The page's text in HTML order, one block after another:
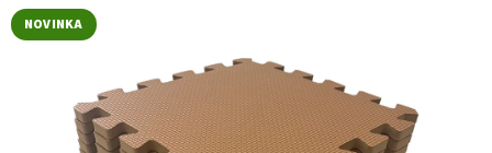
je
0,0
hviezdičiek.
NOVINKA